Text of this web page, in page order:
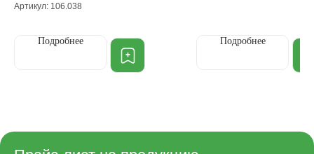
Артикул: 106.038
Подробнее Подробнее